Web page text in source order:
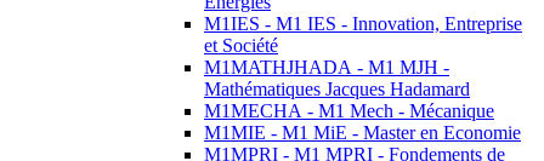
M1IES - M1 IES - Innovation, Entreprise
et Société
M1MATHJHADA - M1 MJH -
Mathématiques Jacques Hadamard
M1MECHA - M1 Mech - Mécanique
M1MIE - M1 MiE - Master en Economie
M1MPRI - M1 MPRI - Fondements de